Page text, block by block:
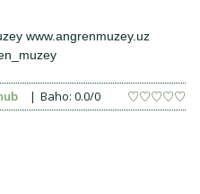
www.angrenmuzey.uz
| Baho: 0.0/0